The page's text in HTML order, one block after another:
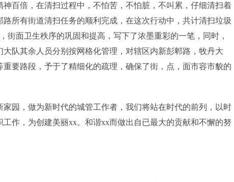
百倍，在清扫过程中，不怕苦，不怕脏，不叫累，仔细清扫着
所有街道清扫任务的顺利完成，在这次行动中，共计清扫垃圾
街面卫生秩序的巩固和提高，写下了浓墨重彩的一笔，同时，
队其余人员分别按网格化管理，对辖区内新彭郫路，牧丹大
要路段，予于了精细化的疏理，确保了街，点，面市容市貌的
家园，做为新时代的城管工作者，我们将站在时代的前列，以时
作，为创建美丽xx。和谐xx而做出自已最大的贡献和不懈的努